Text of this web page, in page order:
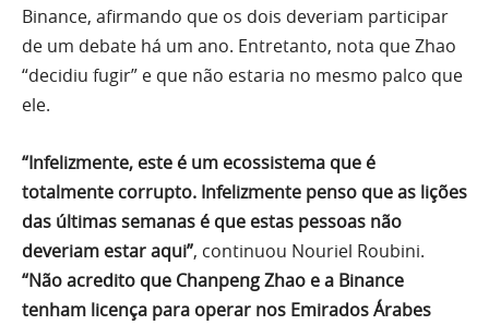
Binance, afirmando que os dois deveriam participar
de um debate há um ano. Entretanto, nota que Zhao
“decidiu fugir” e que não estaria no mesmo palco que
ele.
“Infelizmente, este é um ecossistema que é
totalmente corrupto. Infelizmente penso que as lições
das últimas semanas é que estas pessoas não
deveriam estar aqui”, continuou Nouriel Roubini.
“Não acredito que Chanpeng Zhao e a Binance
tenham licença para operar nos Emirados Árabes